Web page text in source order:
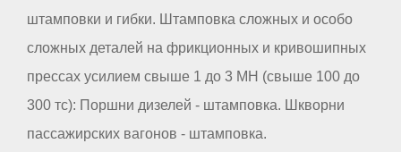
штамповки и гибки. Штамповка сложных и особо
сложных деталей на фрикционных и кривошипных
прессах усилием свыше 1 до 3 МН (свыше 100 до
300 тс): Поршни дизелей - штамповка. Шкворни
пассажирских вагонов - штамповка.